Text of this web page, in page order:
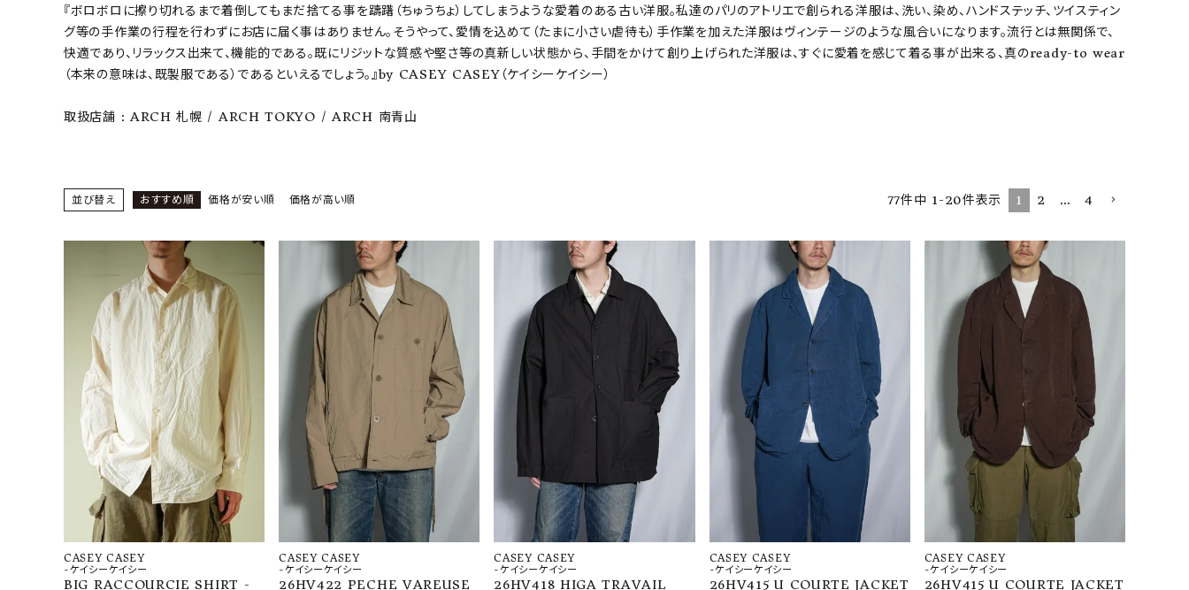
アーチ
BRAND
CATEGORY
INFORMATION
特定商取引法について
お問い合わせ
OFFICIAL WEB SITE
ACCOUNT MENU
ようこそ ゲスト 様
person 会員登録
『ボロボロに擦り切れるまで着倒してもまだ捨てる事を躊躇（ちゅうちょ）してしまうような愛着のある古い洋服。私達のパリのアトリエで創られる洋服は、洗い、染め、ハンドステッチ、ツイスティン
グ等の手作業の行程を行わずにお店に届く事はありません。そうやって、愛情を込めて（たまに小さい虐待も）手作業を加えた洋服はヴィンテージのような風合いになります。流行とは無関係で、
快適であり、リラックス出来て、機能的である。既にリジットな質感や堅さ等の真新しい状態から、手間をかけて創り上げられた洋服は、すぐに愛着を感じて着る事が出来る、真のready-to wear
（本来の意味は、既製服である）であるといえるでしょう。』by CASEY CASEY（ケイシーケイシー）
取扱店舗 : ARCH 札幌 / ARCH TOKYO / ARCH 南青山
並び替え おすすめ順 価格が安い順 価格が高い順 77件中 1-20件表示 1 2 … 4
CASEY CASEY
-ケイシーケイシー
BIG RACCOURCIE SHIRT -
CASEY CASEY
-ケイシーケイシー
26HV422 PECHE VAREUSE
CASEY CASEY
-ケイシーケイシー
26HV418 HIGA TRAVAIL
CASEY CASEY
-ケイシーケイシー
26HV415 U COURTE JACKET
CASEY CASEY
-ケイシーケイシー
26HV415 U COURTE JACKET